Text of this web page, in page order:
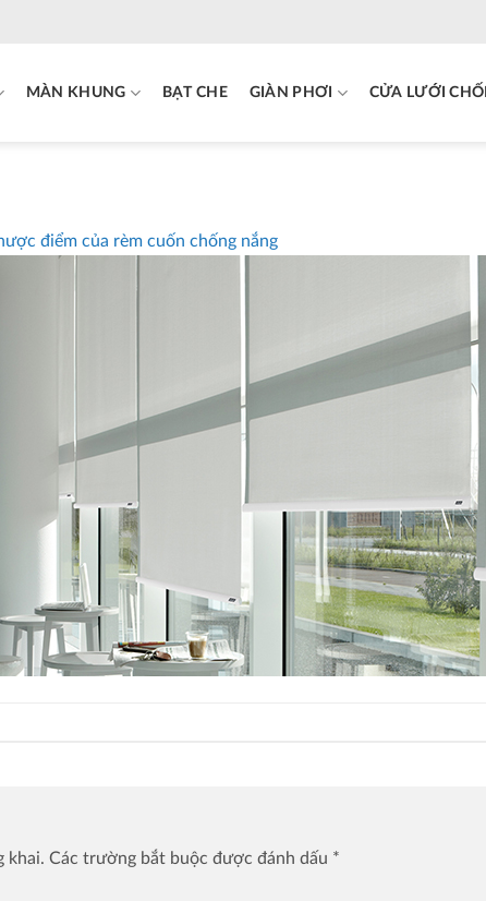
MÀN KHUNG BẠT CHE GIÀN PHƠI CỬA LƯỚI
điểm của rèm cuốn chống nắng
khai. Các trường bắt buộc được đánh dấu *